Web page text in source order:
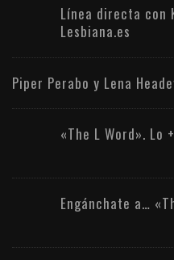
Línea directa con
Lesbiana.es
Piper Perabo y Lena
«The L Word».
Engánchate a…